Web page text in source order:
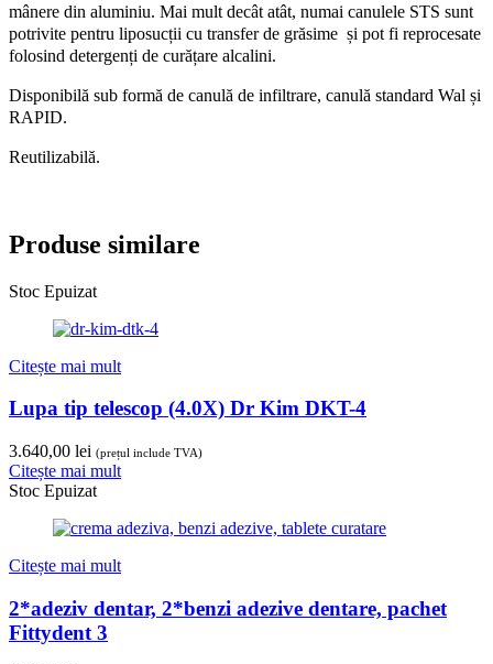
mânere din aluminiu. Mai mult decât atât, numai canulele STS sunt
potrivite pentru liposucții cu transfer de grăsime și pot fi reprocesate
folosind detergenți de curățare alcalini.
Disponibilă sub formă de canulă de infiltrare, canulă standard Wal și
RAPID.
Reutilizabilă.
Produse similare
Stoc Epuizat
Citește mai mult
Lupa tip telescop (4.0X) Dr Kim DKT-4
3.640,00 lei (prețul include TVA)
Citește mai mult
Stoc Epuizat
Citește mai mult
2*adeziv dentar, 2*benzi adezive dentare, pachet
Fittydent 3